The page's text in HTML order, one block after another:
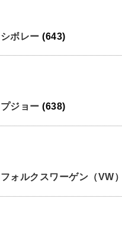
シボレー(643)
プジョー(638)
フォルクスワーゲン（VW）